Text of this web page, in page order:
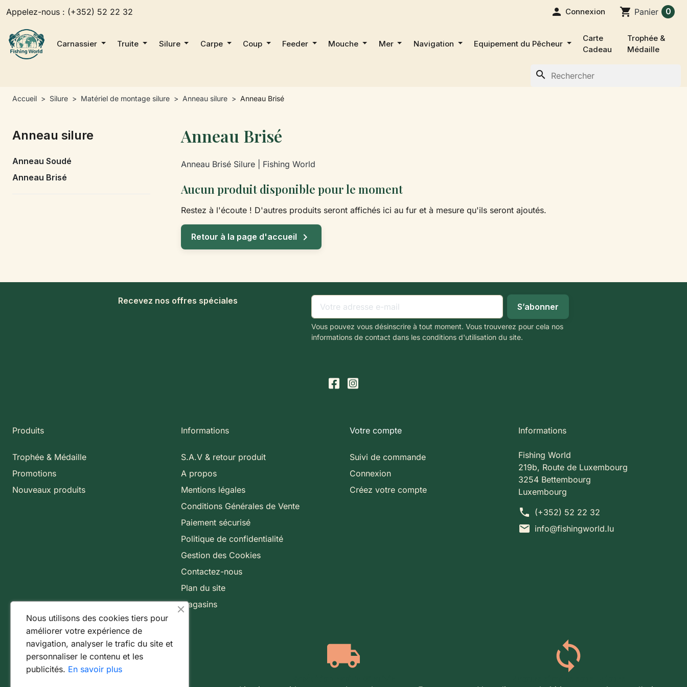
Appelez-nous : (+352) 52 22 32  Connexion shopping_cart Panier 0
Carnassier Truite Silure Carpe Coup Feeder Mouche Mer Navigation Equipement du Pêcheur
Carte
Cadeau
Trophée &
Médaille
search
Accueil Silure Matériel de montage silure Anneau silure Anneau Brisé
Anneau silure
Anneau Soudé
Anneau Brisé
Anneau Brisé
Anneau Brisé Silure | Fishing World
Aucun produit disponible pour le moment
Restez à l'écoute ! D'autres produits seront affichés ici au fur et à mesure qu'ils seront ajoutés.
Retour à la page d'accueil 
Recevez nos offres spéciales
Vous pouvez vous désinscrire à tout moment. Vous trouverez pour cela nos
informations de contact dans les conditions d'utilisation du site.
Produits
Trophée & Médaille
Promotions
Nouveaux produits
Informations
S.A.V & retour produit
A propos
Mentions légales
Conditions Générales de Vente
Paiement sécurisé
Politique de confidentialité
Gestion des Cookies
Contactez-nous
Plan du site
Magasins
Votre compte
Suivi de commande
Connexion
Créez votre compte
Informations
Fishing World
219b, Route de Luxembourg
3254 Bettembourg
Luxembourg
phone (+352) 52 22 32
mail info@fishingworld.lu
Nous utilisons des cookies tiers pour
améliorer votre expérience de
navigation, analyser le trafic du site et
personnaliser le contenu et les
publicités. En savoir plus